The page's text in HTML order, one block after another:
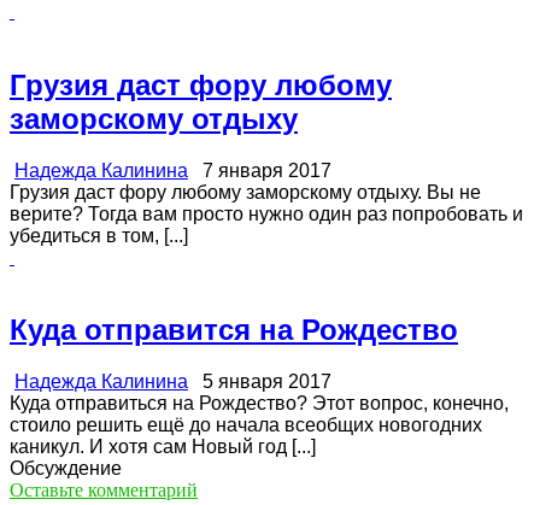
Грузия даст фору любому
заморскому отдыху
Надежда Калинина 7 января 2017
Грузия даст фору любому заморскому отдыху. Вы не
верите? Тогда вам просто нужно один раз попробовать и
убедиться в том, [...]
Куда отправится на Рождество
Надежда Калинина 5 января 2017
Куда отправиться на Рождество? Этот вопрос, конечно,
стоило решить ещё до начала всеобщих новогодних
каникул. И хотя сам Новый год [...]
Обсуждение
Оставьте комментарий